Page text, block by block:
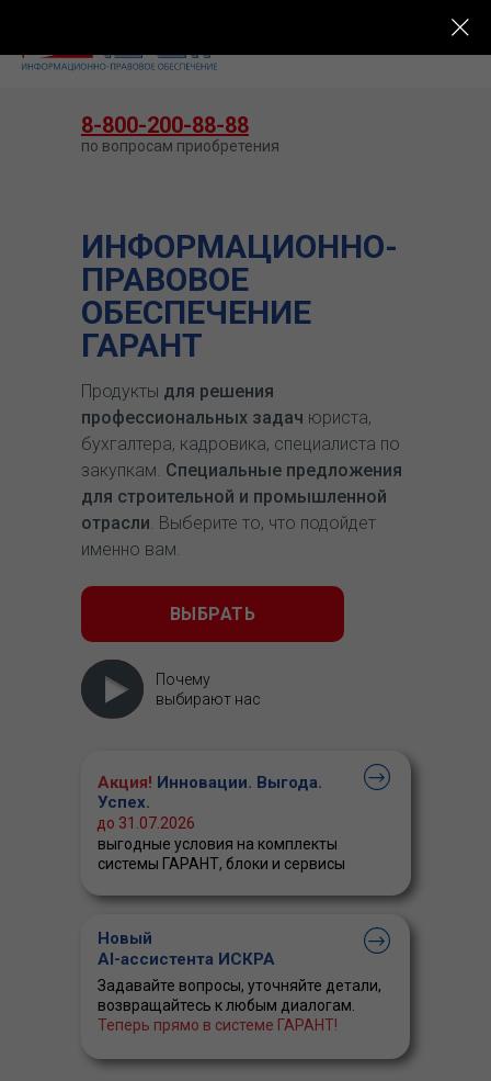
ИНФОРМАЦИОННО-
ПРАВОВОЕ
ОБЕСПЕЧЕНИЕ
ГАРАНТ
Продукты для решения
профессиональных задач юриста,
бухгалтера, кадровика, специалиста по
закупкам. Специальные предложения
для строительной и промышленной
отрасли. Выберите то, что подойдет
именно вам.
ВЫБРАТЬ
Почему
выбирают нас
Акция! Инновации. Выгода.
Успех.
выгодные условия на комплекты
системы ГАРАНТ, блоки и сервисы
до 31.07.2026
8-800-200-88-88
по вопросам приобретения
Новый
AI-ассистента ИСКРА
Задавайте вопросы, уточняйте детали,
возвращайтесь к любым диалогам.
Теперь прямо в системе ГАРАНТ!